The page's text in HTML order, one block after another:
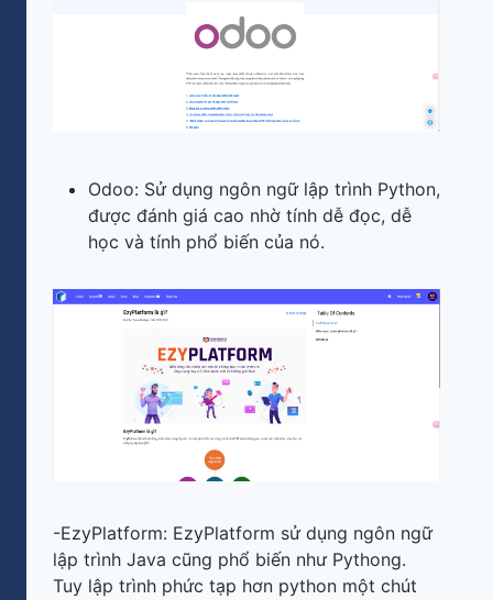
Odoo: Sử dụng ngôn ngữ lập trình Python,
được đánh giá cao nhờ tính dễ đọc, dễ
học và tính phổ biến của nó.
-EzyPlatform: EzyPlatform sử dụng ngôn ngữ
lập trình Java cũng phổ biến như Pythong.
Tuy lập trình phức tạp hơn python một chút